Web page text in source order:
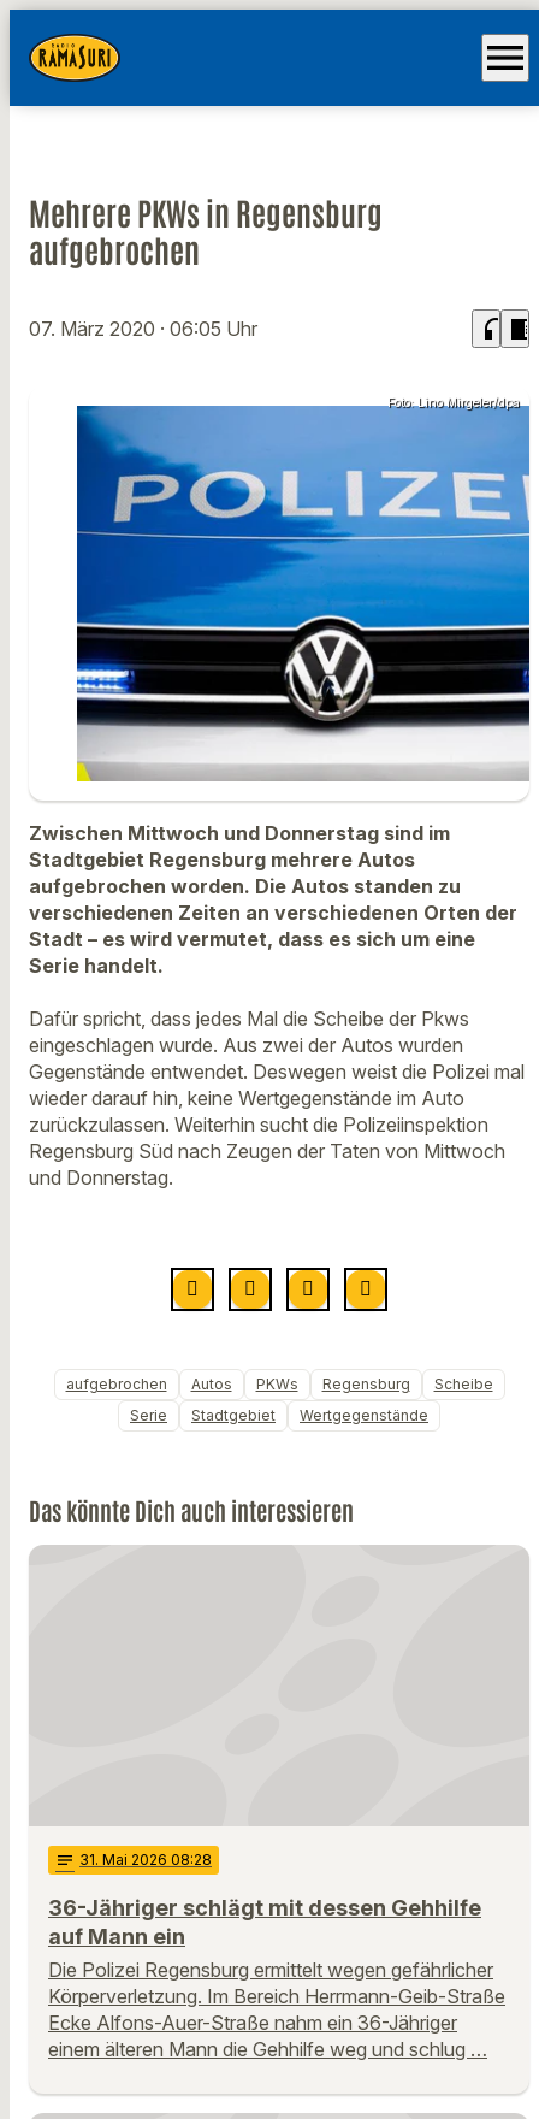
menu
Mehrere PKWs in Regensburg
aufgebrochen
07. März 2020 · 06:05 Uhr headphones chrome_reader_mode
Foto: Lino Mirgeler/dpa
Zwischen Mittwoch und Donnerstag sind im
Stadtgebiet Regensburg mehrere Autos
aufgebrochen worden. Die Autos standen zu
verschiedenen Zeiten an verschiedenen Orten der
Stadt – es wird vermutet, dass es sich um eine
Serie handelt.
Dafür spricht, dass jedes Mal die Scheibe der Pkws
eingeschlagen wurde. Aus zwei der Autos wurden
Gegenstände entwendet. Deswegen weist die Polizei mal
wieder darauf hin, keine Wertgegenstände im Auto
zurückzulassen. Weiterhin sucht die Polizeiinspektion
Regensburg Süd nach Zeugen der Taten von Mittwoch
und Donnerstag.
aufgebrochen Autos PKWs Regensburg
Scheibe
Serie
Stadtgebiet Wertgegenstände
Das könnte Dich auch interessieren
notes 31. Mai 2026 08:28
36-Jähriger schlägt mit dessen Gehhilfe
auf Mann ein
Die Polizei Regensburg ermittelt wegen gefährlicher
Körperverletzung. Im Bereich Herrmann-Geib-Straße
Ecke Alfons-Auer-Straße nahm ein 36-Jähriger
einem älteren Mann die Gehhilfe weg und schlug …